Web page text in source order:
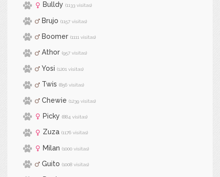
Bulldy (1133 visitas)
Brujo (1157 visitas)
Boomer (1111 visitas)
Athor (957 visitas)
Yosi (1201 visitas)
Twis (856 visitas)
Chewie (1239 visitas)
Picky (884 visitas)
Zuza (1176 visitas)
Milan (1000 visitas)
Guito (1008 visitas)